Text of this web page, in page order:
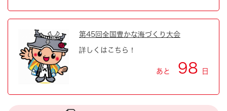
第45回全国豊かな海づくり大会
詳しくはこちら！
あと 98 日